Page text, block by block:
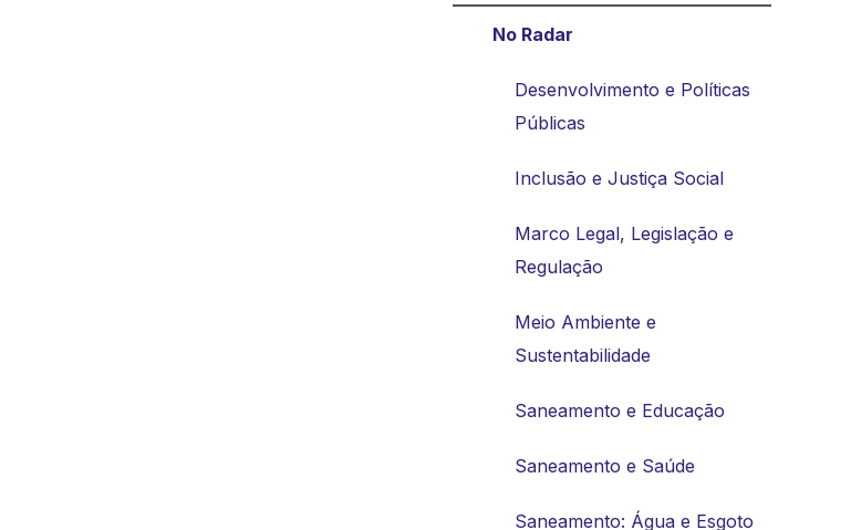
No Radar
Desenvolvimento e Políticas
Públicas
Inclusão e Justiça Social
Marco Legal, Legislação e
Regulação
Meio Ambiente e
Sustentabilidade
Saneamento e Educação
Saneamento e Saúde
Saneamento: Água e Esgoto